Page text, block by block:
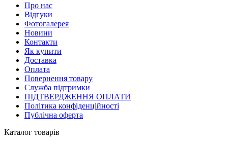
Про нас
Відгуки
Фотогалерея
Новини
Контакти
Як купити
Доставка
Оплата
Повернення товару
Служба підтримки
ПІДТВЕРДЖЕННЯ ОПЛАТИ
Політика конфіденційності
Публічна оферта
Каталог товарів